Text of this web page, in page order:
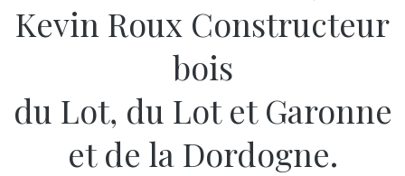
Kevin Roux Constructeur
bois
du Lot, du Lot et Garonne
et de la Dordogne.